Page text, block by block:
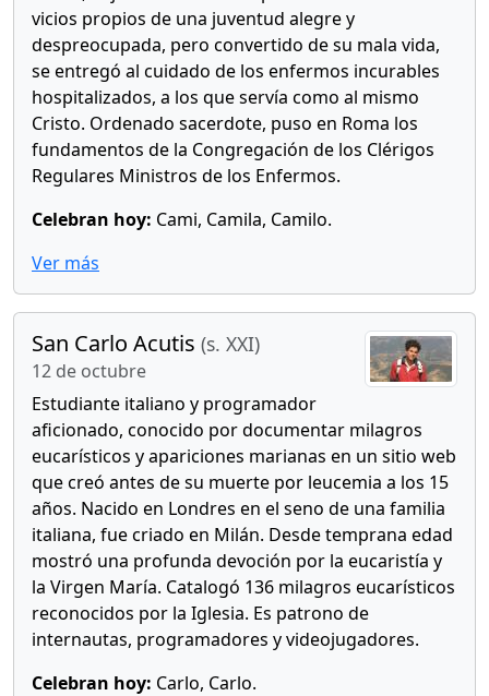
vicios propios de una juventud alegre y
despreocupada, pero convertido de su mala vida,
se entregó al cuidado de los enfermos incurables
hospitalizados, a los que servía como al mismo
Cristo. Ordenado sacerdote, puso en Roma los
fundamentos de la Congregación de los Clérigos
Regulares Ministros de los Enfermos.
Celebran hoy: Cami, Camila, Camilo.
Ver más
San Carlo Acutis (s. XXI)
12 de octubre
Estudiante italiano y programador
aficionado, conocido por documentar milagros
eucarísticos y apariciones marianas en un sitio web
que creó antes de su muerte por leucemia a los 15
años. Nacido en Londres en el seno de una familia
italiana, fue criado en Milán. Desde temprana edad
mostró una profunda devoción por la eucaristía y
la Virgen María. Catalogó 136 milagros eucarísticos
reconocidos por la Iglesia. Es patrono de
internautas, programadores y videojugadores.
Celebran hoy: Carlo, Carlo.